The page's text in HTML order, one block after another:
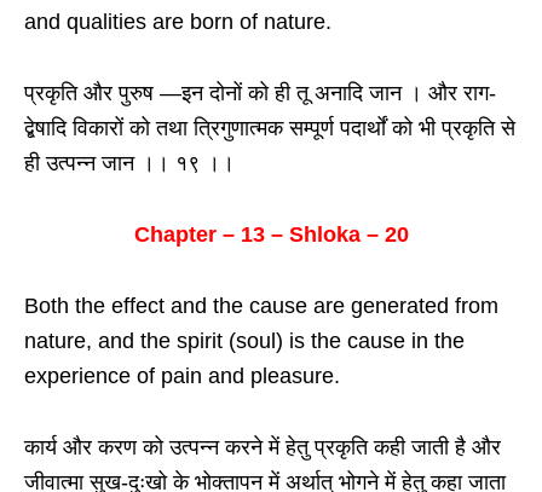
and qualities are born of nature.
प्रकृति और पुरुष —इन दोनों को ही तू अनादि जान । और राग-
द्बेषादि विकारों को तथा त्रिगुणात्मक सम्पूर्ण पदार्थों को भी प्रकृति से
ही उत्पन्न जान ।। १९ ।।
Chapter – 13 – Shloka – 20
Both the effect and the cause are generated from
nature, and the spirit (soul) is the cause in the
experience of pain and pleasure.
कार्य और करण को उत्पन्न करने में हेतु प्रकृति कही जाती है और
जीवात्मा सुख-दुःखो के भोक्तापन में अर्थात् भोगने में हेतु कहा जाता